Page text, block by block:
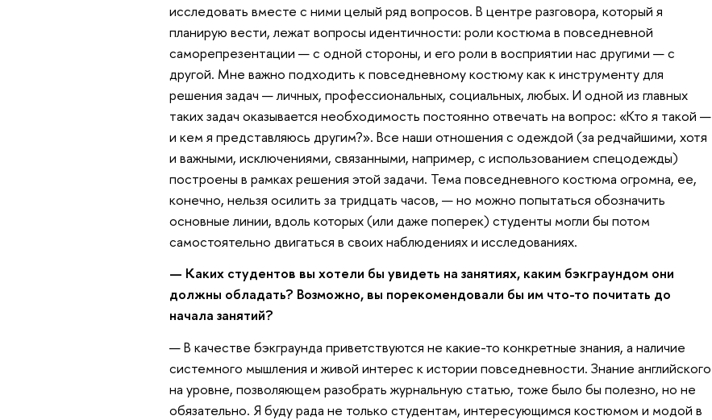
исследовать вместе с ними целый ряд вопросов. В центре разговора, который я
планирую вести, лежат вопросы идентичности: роли костюма в повседневной
саморепрезентации — с одной стороны, и его роли в восприятии нас другими — с
другой. Мне важно подходить к повседневному костюму как к инструменту для
решения задач — личных, профессиональных, социальных, любых. И одной из главных
таких задач оказывается необходимость постоянно отвечать на вопрос: «Кто я такой —
и кем я представляюсь другим?». Все наши отношения с одеждой (за редчайшими, хотя
и важными, исключениями, связанными, например, с использованием спецодежды)
построены в рамках решения этой задачи. Тема повседневного костюма огромна, ее,
конечно, нельзя осилить за тридцать часов, — но можно попытаться обозначить
основные линии, вдоль которых (или даже поперек) студенты могли бы потом
самостоятельно двигаться в своих наблюдениях и исследованиях.
— Каких студентов вы хотели бы увидеть на занятиях, каким бэкграундом они
должны обладать? Возможно, вы порекомендовали бы им что-то почитать до
начала занятий?
— В качестве бэкграунда приветствуются не какие-то конкретные знания, а наличие
системного мышления и живой интерес к истории повседневности. Знание английского
на уровне, позволяющем разобрать журнальную статью, тоже было бы полезно, но не
обязательно. Я буду рада не только студентам, интересующимся костюмом и модой в